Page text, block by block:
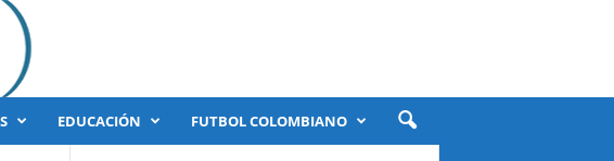
EDUCACIÓN FUTBOL COLOMBIANO